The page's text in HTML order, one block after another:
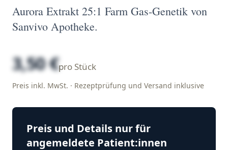
Aurora Extrakt 25:1 Farm Gas-Genetik von
Sanvivo Apotheke.
3,50 €pro Stück
Preis inkl. MwSt. · Rezeptprüfung und Versand inklusive
Preis und Details nur für
angemeldete Patient:innen